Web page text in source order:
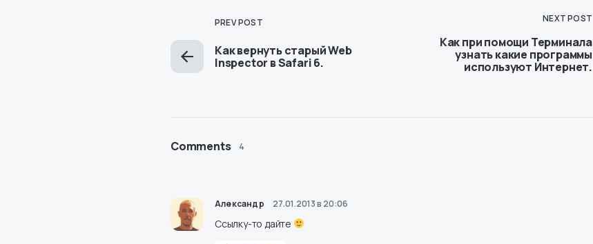
PREV POST
Как вернуть старый Web
Inspector в Safari 6.
NEXT POST
Как при помощи Терминала
узнать какие программы
используют Интернет.
Comments 4
Александр 27.01.2013 в 20:06
Ссылку-то дайте